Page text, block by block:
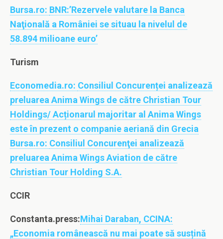
Bursa.ro: BNR:’Rezervele valutare la Banca
Naţională a României se situau la nivelul de
58.894 milioane euro’
Turism
Economedia.ro: Consiliul Concurenței analizează
preluarea Anima Wings de către Christian Tour
Holdings/ Acționarul majoritar al Anima Wings
este în prezent o companie aeriană din Grecia
Bursa.ro: Consiliul Concurenţei analizează
preluarea Anima Wings Aviation de către
Christian Tour Holding S.A.
CCIR
Constanta.press:Mihai Daraban, CCINA:
„Economia românească nu mai poate să susțină